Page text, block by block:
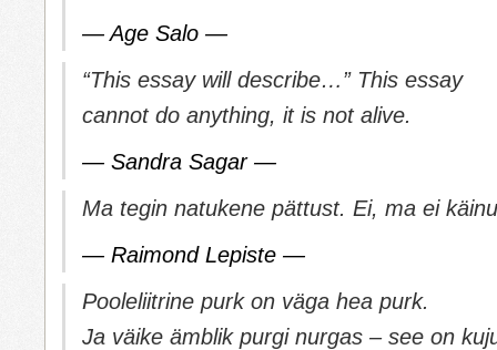
— Age Salo —
“This essay will describe…” This essay
cannot do anything, it is not alive.
— Sandra Sagar —
Ma tegin natukene pättust. Ei, ma ei
— Raimond Lepiste —
Pooleliitrine purk on väga hea purk.
Ja väike ämblik purgi nurgas – see on